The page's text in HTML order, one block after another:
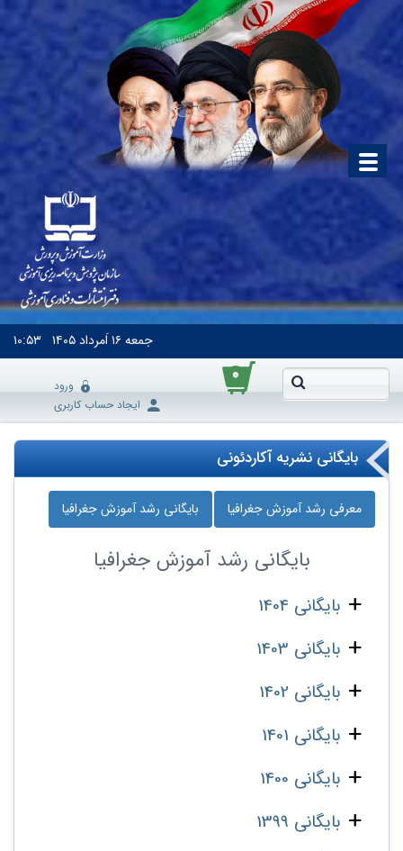
جمعه۱۶ اَمرداد ۱۴۰۵ ۱۰:۵۳
۰
ورود
ایجاد حساب کاربری
بایگانی نشریه آکاردئونی
معرفی رشد آموزش جغرافیا بایگانی رشد آموزش جغرافیا
بایگانی رشد آموزش جغرافیا
بایگانی 1404
بایگانی 1403
بایگانی 1402
بایگانی 1401
بایگانی 1400
بایگانی 1399